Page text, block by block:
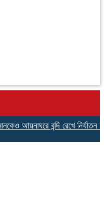
আয়নাঘরে বন্দি রেখে নির্যাতন করা